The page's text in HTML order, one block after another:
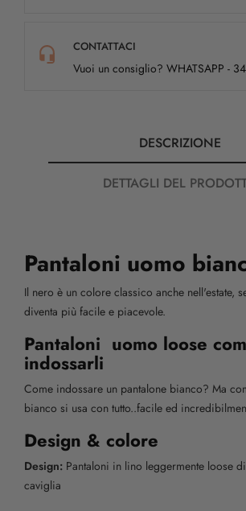
CONTATTACI
Vuoi un consiglio? WHATSAPP -
DESCRIZIONE
DETTAGLI DEL
Pantaloni uomo
Il nero è un colore classico anche nell'estate,
diventa più facile e piacevole.
Pantaloni uomo loose
indossarli
Come indossare un pantalone bianco? Ma
bianco si usa con tutto..facile ed
Design & colore
Design: Pantaloni in lino leggermente loose
caviglia